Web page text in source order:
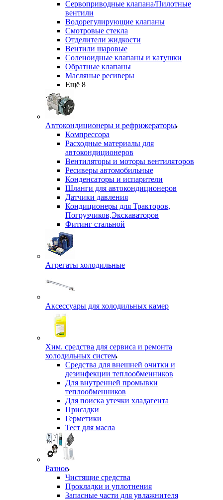
Сервоприводные клапана/Пилотные
вентили
Водорегулирующие клапаны
Смотровые стекла
Отделители жидкости
Вентили шаровые
Соленоидные клапаны и катушки
Обратные клапаны
Масляные ресиверы
Ещё 8
Автокондиционеры и рефрижераторы
Компрессора
Расходные материалы для
автокондиционеров
Вентиляторы и моторы вентиляторов
Ресиверы автомобильные
Конденсаторы и испарители
Шланги для автокондиционеров
Датчики давления
Кондиционеры для Тракторов,
Погрузчиков,Экскаваторов
Фитинг стальной
Агрегаты холодильные
Аксессуары для холодильных камер
Хим. средства для сервиса и ремонта
холодильных систем
Средства для внешней очитки и
дезинфекции теплообменников
Для внутренней промывки
теплообменников
Для поиска утечки хладагента
Присадки
Герметики
Тест для масла
Разное
Чистящие средства
Прокладки и уплотнения
Запасные части для увлажнителя